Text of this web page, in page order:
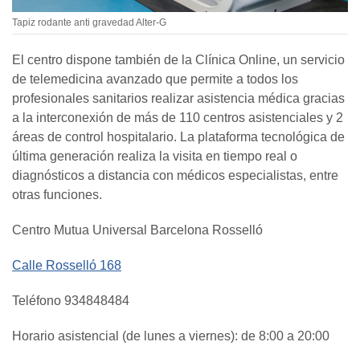
Tapiz rodante anti gravedad Alter-G
El centro dispone también de la Clínica Online, un servicio
de telemedicina avanzado que permite a todos los
profesionales sanitarios realizar asistencia médica gracias
a la interconexión de más de 110 centros asistenciales y 2
áreas de control hospitalario. La plataforma tecnológica de
última generación realiza la visita en tiempo real o
diagnósticos a distancia con médicos especialistas, entre
otras funciones.
Centro Mutua Universal Barcelona Rosselló
Calle Rosselló 168
Teléfono 934848484
Horario asistencial (de lunes a viernes): de 8:00 a 20:00